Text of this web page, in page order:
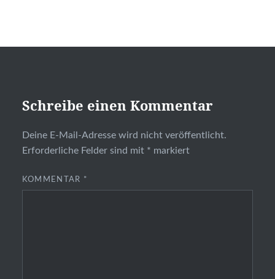
Schreibe einen Kommentar
Deine E-Mail-Adresse wird nicht veröffentlicht.
Erforderliche Felder sind mit * markiert
KOMMENTAR *